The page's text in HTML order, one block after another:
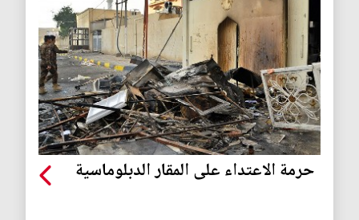
حرمة الاعتداء على المقار الدبلوماسية